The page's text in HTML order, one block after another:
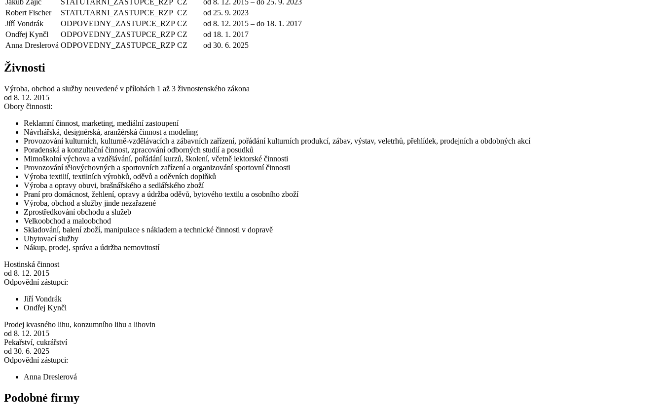
Jakub Zajíc
STATUTARNI_ZASTUPCE_RZP CZ
od 8. 12. 2015 – do 25. 9. 2023
Robert Fischer
STATUTARNI_ZASTUPCE_RZP CZ
od 25. 9. 2023
Jiří Vondrák
ODPOVEDNY_ZASTUPCE_RZP CZ
od 8. 12. 2015 – do 18. 1. 2017
Ondřej Kynčl
ODPOVEDNY_ZASTUPCE_RZP CZ
od 18. 1. 2017
Anna Dreslerová ODPOVEDNY_ZASTUPCE_RZP CZ od 30. 6. 2025
Živnosti
Výroba, obchod a služby neuvedené v přílohách 1 až 3 živnostenského zákona
od 8. 12. 2015
Obory činnosti:
Reklamní činnost, marketing, mediální zastoupení
Návrhářská, designérská, aranžérská činnost a modeling
Provozování kulturních, kulturně-vzdělávacích a zábavních zařízení, pořádání kulturních produkcí, zábav, výstav, veletrhů, přehlídek, prodejních a obdobných akcí
Poradenská a konzultační činnost, zpracování odborných studií a posudků
Mimoškolní výchova a vzdělávání, pořádání kurzů, školení, včetně lektorské činnosti
Provozování tělovýchovných a sportovních zařízení a organizování sportovní činnosti
Výroba textilií, textilních výrobků, oděvů a oděvních doplňků
Výroba a opravy obuvi, brašnářského a sedlářského zboží
Praní pro domácnost, žehlení, opravy a údržba oděvů, bytového textilu a osobního zboží
Výroba, obchod a služby jinde nezařazené
Zprostředkování obchodu a služeb
Velkoobchod a maloobchod
Skladování, balení zboží, manipulace s nákladem a technické činnosti v dopravě
Ubytovací služby
Nákup, prodej, správa a údržba nemovitostí
Hostinská činnost
od 8. 12. 2015
Odpovědní zástupci:
Jiří Vondrák
Ondřej Kynčl
Prodej kvasného lihu, konzumního lihu a lihovin
od 8. 12. 2015
Pekařství, cukrářství
od 30. 6. 2025
Odpovědní zástupci:
Anna Dreslerová
Podobné firmy